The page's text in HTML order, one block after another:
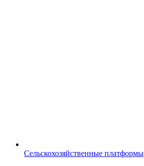
Сельскохозяйственные платформы